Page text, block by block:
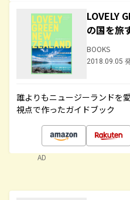
LOVELY
の国を旅
BOOKS
2018.09.05
誰よりもニュージーランドを
視点で作ったガイドブック
AD